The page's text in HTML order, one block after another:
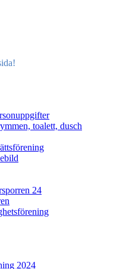
toalett, dusch
24
2024